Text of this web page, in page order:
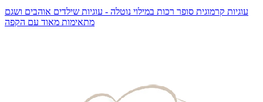
עוגיות קרמוגית סופר רכות במילוי נוטלה - עוגיות שילדים אוהבים ושגם
מתאימות מאוד עם הקפה